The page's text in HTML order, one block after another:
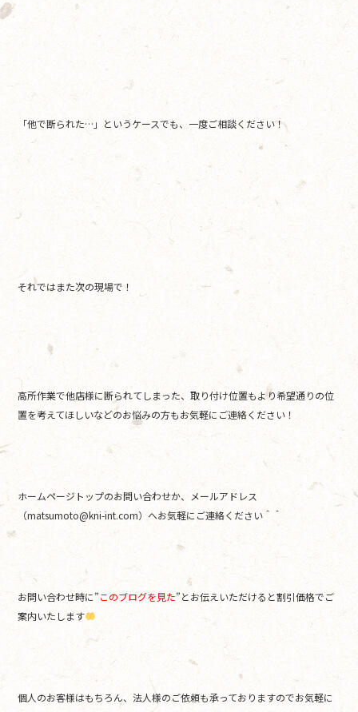
「他で断られた…」というケースでも、一度ご相談ください！
それではまた次の現場で！
高所作業で他店様に断られてしまった、取り付け位置もより希望通りの位
置を考えてほしいなどのお悩みの方もお気軽にご連絡ください！
ホームページトップのお問い合わせか、メールアドレス
（matsumoto@kni-int.com）へお気軽にご連絡ください＾＾
お問い合わせ時に”このブログを見た”とお伝えいただけると割引価格でご
案内いたします
個人のお客様はもちろん、法人様のご依頼も承っておりますのでお気軽に